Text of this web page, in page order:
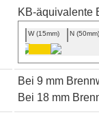
KB-äquivalente
W (15mm) N (50mm)
Bei 9 mm
Bei 18 mm